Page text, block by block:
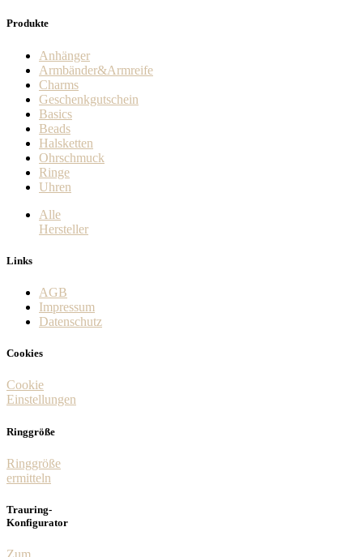
Produkte
Anhänger
Armbänder&Armreife
Charms
Geschenkgutschein
Basics
Beads
Halsketten
Ohrschmuck
Ringe
Uhren
Alle
Hersteller
Links
AGB
Impressum
Datenschutz
Cookies
Cookie
Einstellungen
Ringgröße
Ringgröße
ermitteln
Trauring-
Konfigurator
Zum